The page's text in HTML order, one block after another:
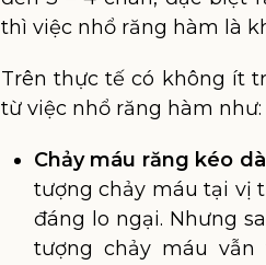
thì việc nhổ răng hàm là
Trên thực tế có không ít
từ việc nhổ răng hàm như:
Chảy máu răng kéo
tượng chảy máu tại vị
đáng lo ngại. Nhưng
tượng chảy máu